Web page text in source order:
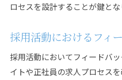
ロセスを設計することが鍵とな
採用活動におけるフィ
採用活動においてフィードバ
イトや正社員の求人プロセス